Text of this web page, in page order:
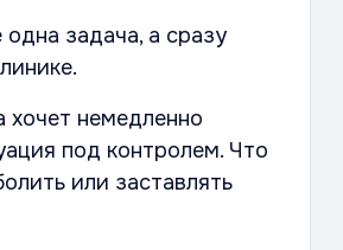
задача, а сразу
хочет немедленно
под контролем. Что
или заставлять